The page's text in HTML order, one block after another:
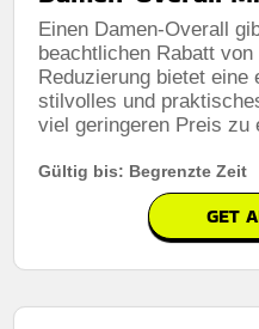
Einen Damen-Overall
beachtlichen Rabatt
Reduzierung bietet eine
stilvolles und
viel geringeren Preis zu
Gültig bis: Begrenzte Zeit
GET